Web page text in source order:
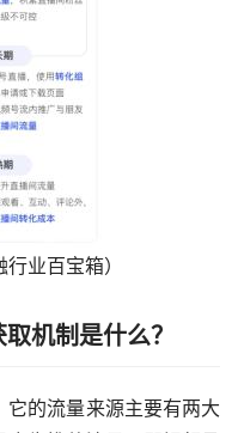
业百宝箱）
取机制是什么？
的流量来源主要有两大